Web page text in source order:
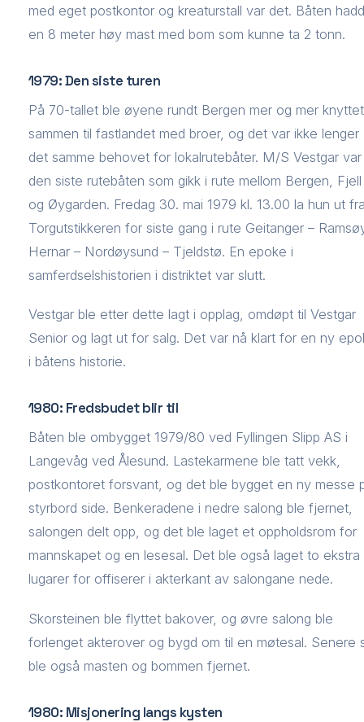
med eget postkontor og kreaturstall var det. Båten
en 8 meter høy mast med bom som kunne ta 2 tonn.
1979: Den siste turen
På 70-tallet ble øyene rundt Bergen mer og mer knyttet
sammen til fastlandet med broer, og det var ikke lenger
det samme behovet for lokalrutebåter. M/S Vestgar var
den siste rutebåten som gikk i rute mellom Bergen, Fjell
og Øygarden. Fredag 30. mai 1979 kl. 13.00 la hun ut
Torgutstikkeren for siste gang i rute Geitanger –
Hernar – Nordøysund – Tjeldstø. En epoke i
samferdselshistorien i distriktet var slutt.
Vestgar ble etter dette lagt i opplag, omdøpt til Vestgar
Senior og lagt ut for salg. Det var nå klart for en ny
i båtens historie.
1980: Fredsbudet blir til
Båten ble ombygget 1979/80 ved Fyllingen Slipp AS i
Langevåg ved Ålesund. Lastekarmene ble tatt vekk,
postkontoret forsvant, og det ble bygget en ny messe
styrbord side. Benkeradene i nedre salong ble fjernet,
salongen delt opp, og det ble laget et oppholdsrom for
mannskapet og en lesesal. Det ble også laget to ekstra
lugarer for offiserer i akterkant av salongane nede.
Skorsteinen ble flyttet bakover, og øvre salong ble
forlenget akterover og bygd om til en møtesal. Senere
ble også masten og bommen fjernet.
1980: Misjonering langs kysten